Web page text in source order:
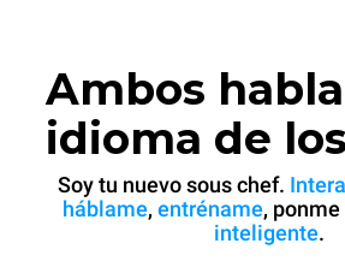
Ambos
idioma de
Soy tu nuevo sous chef.
háblame, entréname,
inteligente.